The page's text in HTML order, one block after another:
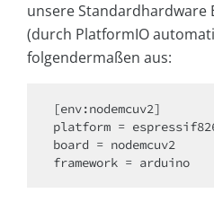
unsere Standardhardware
(durch PlatformIO
folgendermaßen aus:
[env:nodemcuv2]
platform =
board = nodemcuv2
framework = arduino